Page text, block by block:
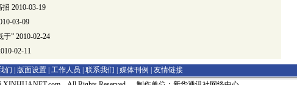
招 2010-03-19
03-09
于” 2010-02-24
02-11
们 | 版面设置 工作人员 联系我们 媒体刊例
友情链接